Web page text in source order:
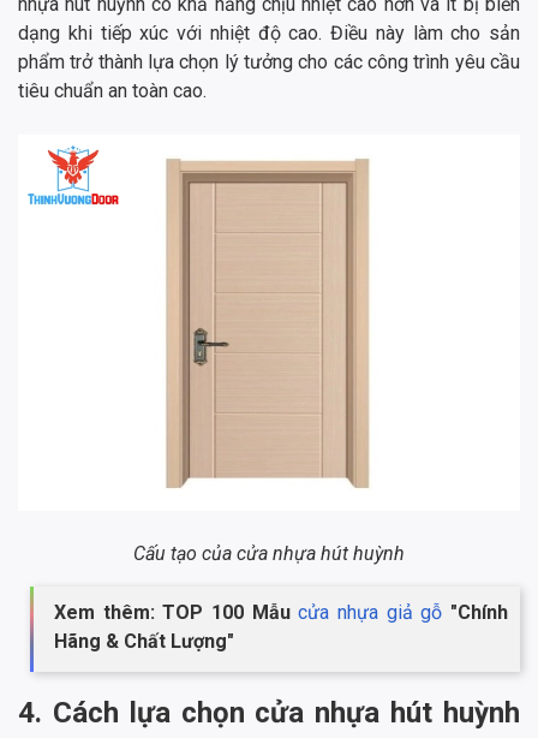
dạng khi tiếp xúc với nhiệt độ cao. Điều này làm cho sản
phẩm trở thành lựa chọn lý tưởng cho các công trình yêu cầu
tiêu chuẩn an toàn cao.
Cấu tạo của cửa nhựa hút huỳnh
Xem thêm: TOP 100 Mẫucửa nhựa giả gỗ "Chính
Hãng & Chất Lượng"
4. Cách lựa chọn cửa nhựa hút huỳnh